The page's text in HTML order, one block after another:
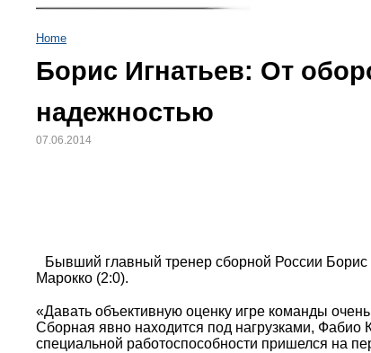
Home
Борис Игнатьев: От
надежностью
07.06.2014
Бывший главный тренер сборной России
Марокко (2:0).
«Давать объективную оценку игре команды
Сборная явно находится под нагрузками,
специальной работоспособности пришелся на